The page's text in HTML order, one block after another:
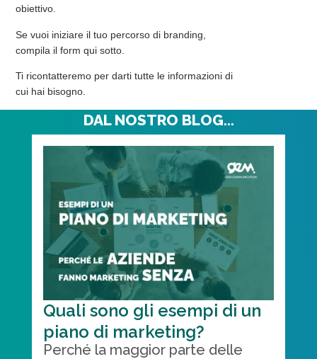
obiettivo.
Se vuoi iniziare il tuo percorso di branding,
compila il form qui sotto.
Ti ricontatteremo per darti tutte le informazioni di
cui hai bisogno.
DAL NOSTRO BLOG...
Quali sono gli esempi di un
piano di marketing?
Perché la maggior parte delle